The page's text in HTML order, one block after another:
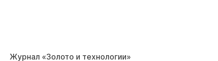
Журнал «Золото и технологии»